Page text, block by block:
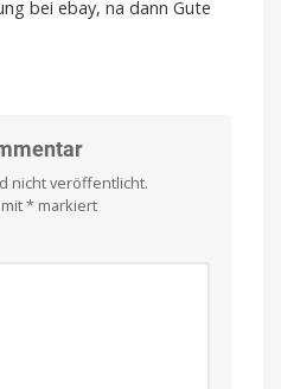
bei ebay, na dann Gute
nicht veröffentlicht.
* markiert